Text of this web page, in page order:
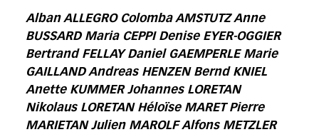
Alban ALLEGRO Colomba AMSTUTZ Anne
BUSSARD Maria CEPPI Denise EYER-OGGIER
Bertrand FELLAY Daniel GAEMPERLE Marie
GAILLAND Andreas HENZEN Bernd KNIEL
Anette KUMMER Johannes LORETAN
Nikolaus LORETAN Héloïse MARET Pierre
MARIETAN Julien MAROLF Alfons METZLER